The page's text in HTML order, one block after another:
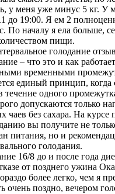
у меня уже минус 5 кг. У
до 19:00. Я ем 2
По началу я ела больше,
пищи.
голодание
– что это и как
временными
единый принцип, когда
течение одного
допускаются только
чаев без сахара. На курсе
вы получите не
питания, но и
голодания.
16/8 до и после года
от позднего ужина
более легко, чем я
очень поздно, вечером